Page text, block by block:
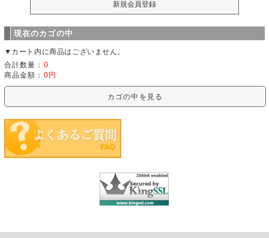
現在のカゴの中
▼カート内に商品はございません。
合計数量： 0
商品金額： 0円
カゴの中を見る